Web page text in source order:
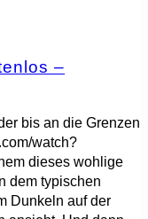
–
bis an die Grenzen
watch?
dieses wohlige
dem typischen
Dunkeln auf der